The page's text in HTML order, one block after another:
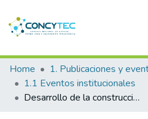
Communities & Collections
Research Outputs
Home
1.1 Eventos institucionales
Desarrollo de la construcción de viviendas de adobe sísmicamente reforzadas en el Perú